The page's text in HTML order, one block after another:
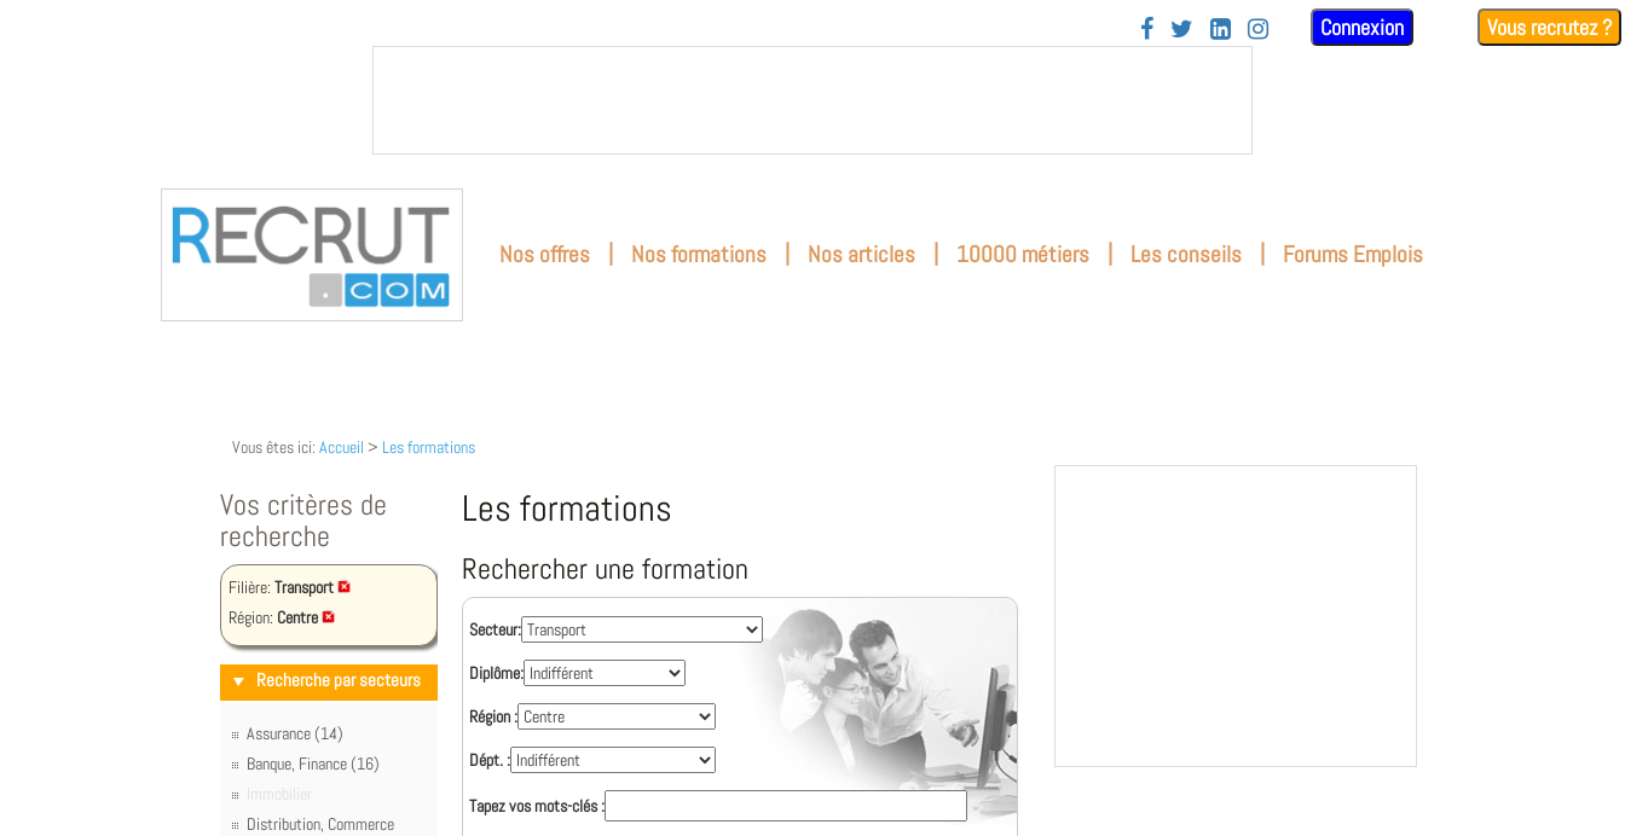
    Connexion Vous recrutez ?
Nos offres | Nos formations | Nos articles | 10000 métiers | Les conseils | Forums Emplois
Vous êtes ici: Accueil > Les formations
Vos critères de
recherche
Filière: Transport
Région: Centre
Recherche par secteurs
Assurance (14)
Banque, Finance (16)
Immobilier
Distribution, Commerce
Les formations
Rechercher une formation
Secteur:
Diplôme:
Région :
Dépt. :
Tapez vos mots-clés :